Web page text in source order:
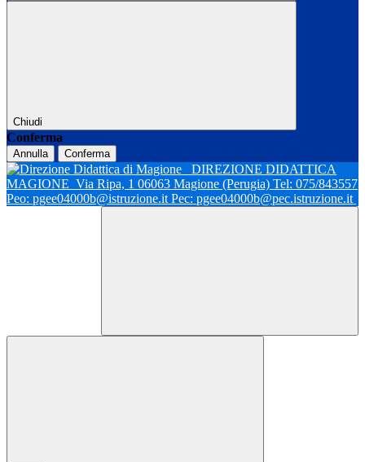
Chiudi
Conferma
Annulla Conferma
DIREZIONE DIDATTICA
MAGIONE Via Ripa, 1 06063 Magione (Perugia) Tel: 075/843557
Peo: pgee04000b@istruzione.it Pec: pgee04000b@pec.istruzione.it